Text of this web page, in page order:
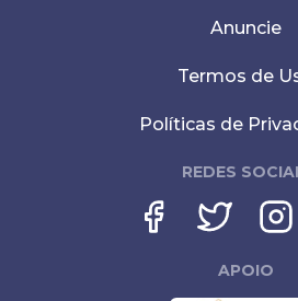
Anuncie
Termos de
Políticas de
REDES
APOIO